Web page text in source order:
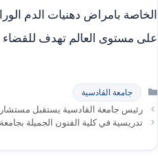
الخاصة بامراض دهنيات الدم
على مستوى العالم تهدف للقضاء
التصنيفات
جامعة القادسية
رئيس جامعة القادسية يستقبل مستشار
تدريسية في كلية الفنون الجميلة